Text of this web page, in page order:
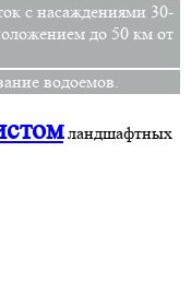
с насаждениями 30-
до 50 км от
водоемов.
ландшафтных